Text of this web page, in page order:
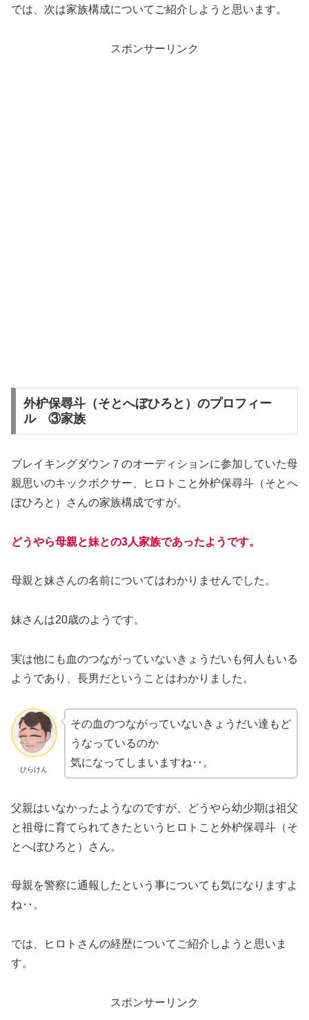
では、次は家族構成についてご紹介しようと思います。
スポンサーリンク
外枦保尋斗（そとへぼひろと）のプロフィー
ル ③家族
ブレイキングダウン７のオーディションに参加していた母
親思いのキックボクサー、ヒロトこと外枦保尋斗（そとへ
ぼひろと）さんの家族構成ですが。
どうやら母親と妹との3人家族であったようです。
母親と妹さんの名前についてはわかりませんでした。
妹さんは20歳のようです。
実は他にも血のつながっていないきょうだいも何人もいる
ようであり、長男だということはわかりました。
ひらけん
その血のつながっていないきょうだい達もど
うなっているのか
気になってしまいますね‥。
父親はいなかったようなのですが、どうやら幼少期は祖父
と祖母に育てられてきたというヒロトこと外枦保尋斗（そ
とへぼひろと）さん。
母親を警察に通報したという事についても気になりますよ
ね‥。
では、ヒロトさんの経歴についてご紹介しようと思いま
す。
スポンサーリンク